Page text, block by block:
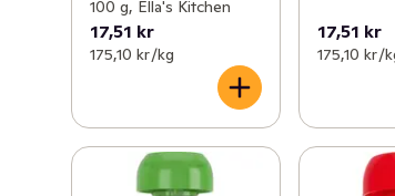
100 g, Ella's Kitchen
17,51 kr
175,10 kr /kg
17,51 kr
175,10 kr /